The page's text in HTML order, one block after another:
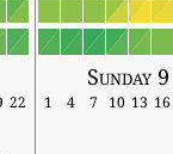
Sunday 9
22 1 4 7 10 13 16